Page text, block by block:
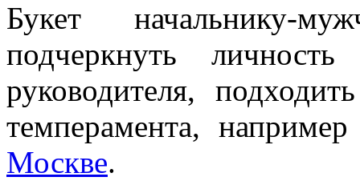
Букет начальнику-
подчеркнуть личность
руководителя,
темперамента,
Москве.